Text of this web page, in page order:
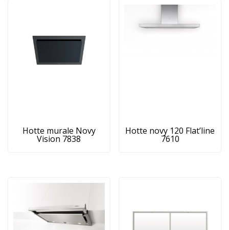
Hotte murale Novy
Vision 7838
Hotte novy 120 Flat’line
7610